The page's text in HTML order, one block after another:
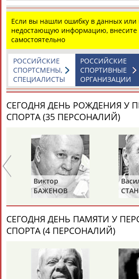
© Стадион, 1998-2026
Разработка и поддержка ООО НАИТ «Стадион»
Подпишись
Если вы нашли ошибку в данных или
недостающую информацию, внесите
самостоятельно
РОССИЙСКИЕ
СПОРТИВНЫЕ
ОРГАНИЗАЦИИ
РОССИЙСКИЕ
СПОРТСМЕНЫ,
СПЕЦИАЛИСТЫ
СЕГОДНЯ ДЕНЬ РОЖДЕНИЯ У
СПОРТА (35 ПЕРСОНАЛИЙ)
Виктор
БАЖЕНОВ
СЕГОДНЯ ДЕНЬ ПАМЯТИ У
СПОРТА (4 ПЕРСОНАЛИЙ)